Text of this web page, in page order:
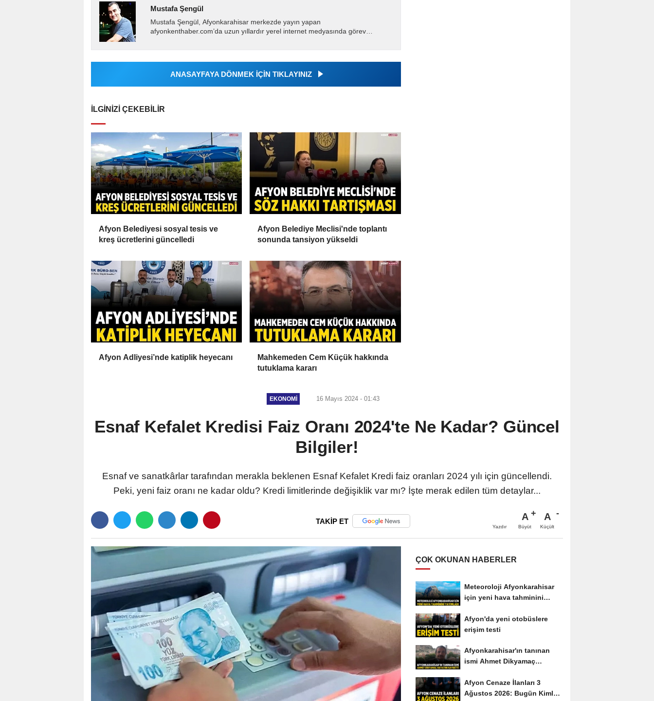
Mustafa Şengül
Mustafa Şengül, Afyonkarahisar merkezde yayın yapan
afyonkenthaber.com’da uzun yıllardır yerel internet medyasında görev
ANASAYFAYA DÖNMEK İÇİN TIKLAYINIZ
İLGINIZI ÇEKEBILIR
Afyon Belediyesi sosyal tesis ve
kreş ücretlerini güncelledi
Afyon Belediye Meclisi'nde toplantı
sonunda tansiyon yükseldi
Afyon Adliyesi’nde katiplik heyecanı
Mahkemeden Cem Küçük hakkında
tutuklama kararı
EKONOMI 16 Mayıs 2024 - 01:43
Esnaf Kefalet Kredisi Faiz Oranı 2024'te Ne Kadar? Güncel
Bilgiler!
Esnaf ve sanatkârlar tarafından merakla beklenen Esnaf Kefalet Kredi faiz oranları 2024 yılı için güncellendi.
Peki, yeni faiz oranı ne kadar oldu? Kredi limitlerinde değişiklik var mı? İşte merak edilen tüm detaylar...
TAKİP ET
Yazdır
A
Büyüt
A
Küçült
ÇOK OKUNAN HABERLER
Meteoroloji Afyonkarahisar
için yeni hava tahminini
Afyon'da yeni otobüslere
erişim testi
Afyonkarahisar'ın tanınan
ismi Ahmet Dikyamaç
Afyon Cenaze İlanları 3
Ağustos 2026: Bugün Kimler